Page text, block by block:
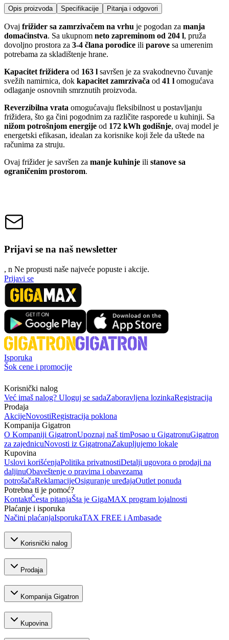
Opis proizvoda Specifikacije Pitanja i odgovori
Ovaj frižider sa zamrzivačem na vrhu je pogodan za manja
domaćinstva. Sa ukupnom neto zapreminom od 204 l, pruža
dovoljno prostora za 3-4 člana porodice ili parove sa umerenim
potrebama za skladištenje hrane.
Kapacitet frižidera od 163 l savršen je za svakodnevno čuvanje
svežih namirnica, dok kapacitet zamrzivača od 41 l omogućava
odlaganje osnovnih smrznutih proizvoda.
Reverzibilna vrata omogućavaju fleksibilnost u postavljanju
frižidera, što ga čini pogodnim za različite rasporede u kuhinji. Sa
nižom potrošnjom energije od 172 kWh godišnje, ovaj model je
energetski efikasan, idealan za korisnike koji žele da uštede na
računima za struju.
Ovaj frižider je savršen za manje kuhinje ili stanove sa
ograničenim prostorom.
Prijavi se na naš newsletter
, n Ne propusti naše najveće popuste i akcije.
Prijavi se
Isporuka
Šok cene i promocije
Korisnički nalog
Već imaš nalog? Uloguj se sadaZaboravljena lozinkaRegistracija
Prodaja
AkcijeNovostiRegistracija poklona
Kompanija Gigatron
O Kompaniji GigatronUpoznaj naš timPosao u GigatronuGigatron
za zajednicuNovosti iz GigatronaZakupljujemo lokale
Kupovina
Uslovi korišćenjaPolitika privatnostiDetalji ugovora o prodaji na
daljinuObaveštenje o pravima i obavezama
potrošačaReklamacijeOsiguranje uređajaOutlet ponuda
Potrebna ti je pomoć?
KontaktČesta pitanjaŠta je GigaMAX program lojalnosti
Plaćanje i isporuka
Načini plaćanjaIsporukaTAX FREE i Ambasade
Korisnički nalog
Prodaja
Kompanija Gigatron
Kupovina